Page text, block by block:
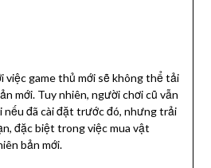
việc game thủ mới sẽ không thể tải
mới. Tuy nhiên, người chơi cũ vẫn
đã cài đặt trước đó, nhưng trải
đặc biệt trong việc mua vật
bản mới.